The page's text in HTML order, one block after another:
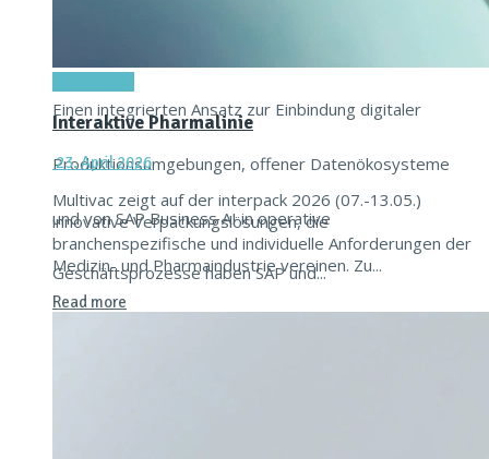
Einen integrierten Ansatz zur Einbindung digitaler
Produktionsumgebungen, offener Datenökosysteme
und von SAP Business AI in operative
Geschäftsprozesse haben SAP und...
Interaktive Pharmalinie
23. April 2026
Multivac zeigt auf der interpack 2026 (07.-13.05.)
innovative Verpackungslösungen, die
branchenspezifische und individuelle Anforderungen der
Medizin- und Pharmaindustrie vereinen. Zu...
Read more